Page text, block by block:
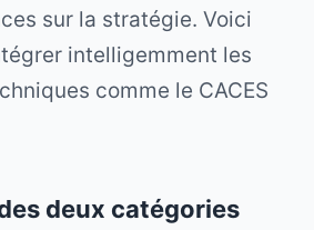
sur la stratégie. Voici
intelligemment les
comme le CACES
deux catégories